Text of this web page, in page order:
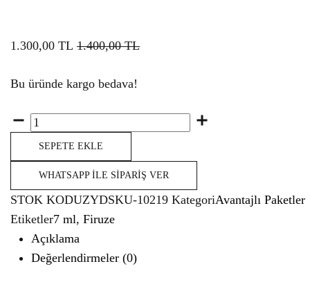
1.300,00 TL 1.400,00TL
Bu üründe kargo bedava!
Miktar
SEPETE EKLE
WHATSAPP İLE SIPARIŞ VER
STOK KODUZYDSKU-10219 KategoriAvantajlı Paketler
Etiketler7 ml, Firuze
Açıklama
Değerlendirmeler (0)